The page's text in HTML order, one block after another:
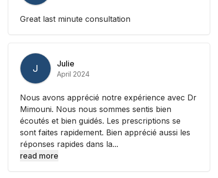
Great last minute consultation
J Julie
April 2024
Nous avons apprécié notre expérience avec Dr
Mimouni. Nous nous sommes sentis bien
écoutés et bien guidés. Les prescriptions se
sont faites rapidement. Bien apprécié aussi les
réponses rapides dans la...
read more